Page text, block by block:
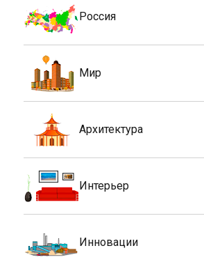
Россия
Мир
Архитектура
Интерьер
Инновации